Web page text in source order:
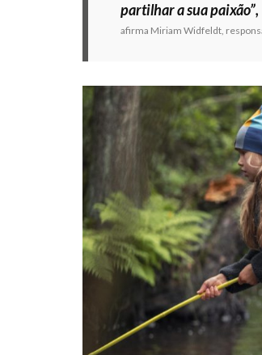
partilhar a sua paixão”,
afirma Miriam Widfeldt,